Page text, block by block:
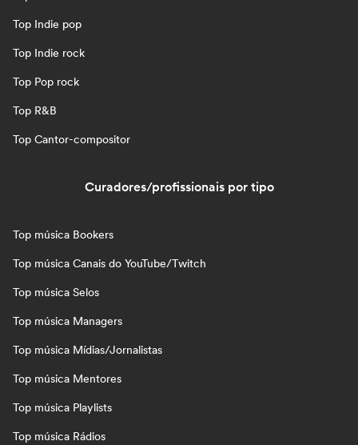
Top Indie pop
Top Indie rock
Top Pop rock
Top R&B
Top Cantor-compositor
Curadores/profissionais por tipo
Top música Bookers
Top música Canais do YouTube/Twitch
Top música Selos
Top música Managers
Top música Mídias/Jornalistas
Top música Mentores
Top música Playlists
Top música Rádios